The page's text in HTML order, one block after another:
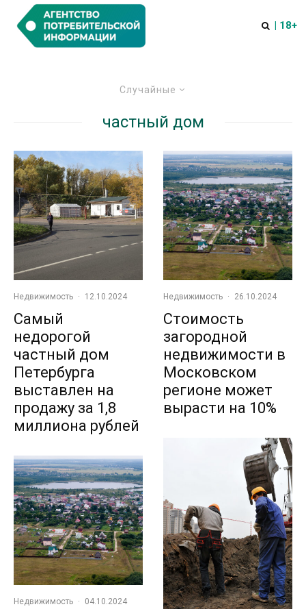
| 18+
Случайные
частный дом
Недвижимость · 12.10.2024
Самый
недорогой
частный дом
Петербурга
выставлен на
продажу за 1,8
миллиона рублей
Недвижимость · 04.10.2024
Недвижимость · 26.10.2024
Стоимость
загородной
недвижимости в
Московском
регионе может
вырасти на 10%